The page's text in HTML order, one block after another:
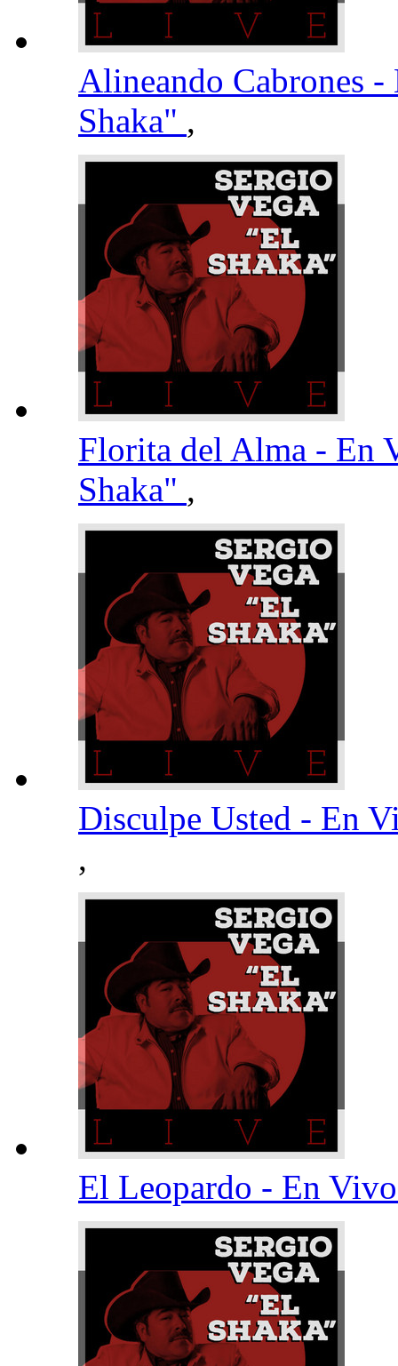
Alineando Cabrones
Shaka" ,
Florita del Alma - En
Shaka" ,
Disculpe Usted - En
,
El Leopardo - En